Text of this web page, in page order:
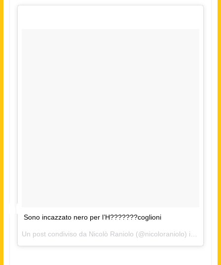
Sono incazzato nero per l’H???????coglioni
Un post condiviso da Nicolò Raniolo (@nicoloraniolo) in data: